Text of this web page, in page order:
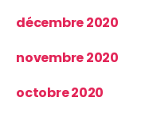
décembre 2020
novembre 2020
octobre 2020